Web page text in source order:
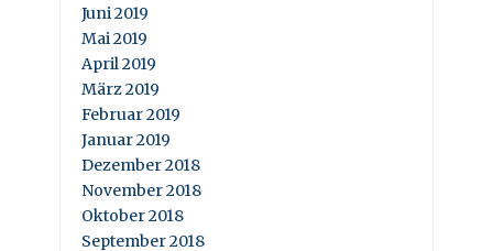
Juni 2019
Mai 2019
April 2019
März 2019
Februar 2019
Januar 2019
Dezember 2018
November 2018
Oktober 2018
September 2018